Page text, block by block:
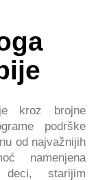
kroz brojne
podrške
od najvažnijih
namenjena
deci, starijim